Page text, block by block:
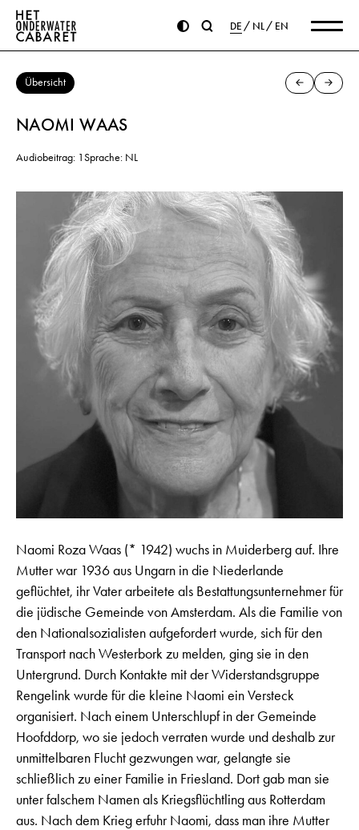
DE NL EN
Übersicht
NAOMI WAAS
Audiobeitrag: 1Sprache: NL
Naomi Roza Waas (* 1942) wuchs in Muiderberg auf. Ihre
Mutter war 1936 aus Ungarn in die Niederlande
geflüchtet, ihr Vater arbeitete als Bestattungsunternehmer für
die jüdische Gemeinde von Amsterdam. Als die Familie von
den Nationalsozialisten aufgefordert wurde, sich für den
Transport nach Westerbork zu melden, ging sie in den
Untergrund. Durch Kontakte mit der Widerstandsgruppe
Rengelink wurde für die kleine Naomi ein Versteck
organisiert. Nach einem Unterschlupf in der Gemeinde
Hoofddorp, wo sie jedoch verraten wurde und deshalb zur
unmittelbaren Flucht gezwungen war, gelangte sie
schließlich zu einer Familie in Friesland. Dort gab man sie
unter falschem Namen als Kriegsflüchtling aus Rotterdam
aus. Nach dem Krieg erfuhr Naomi, dass man ihre Mutter